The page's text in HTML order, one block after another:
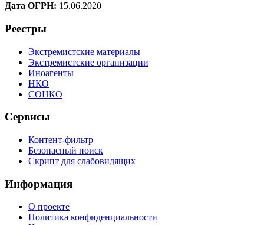
Дата ОГРН: 15.06.2020
Реестры
Экстремистские материалы
Экстремистские организации
Иноагенты
НКО
СОНКО
Сервисы
Контент-фильтр
Безопасный поиск
Скрипт для слабовидящих
Информация
О проекте
Политика конфиденциальности